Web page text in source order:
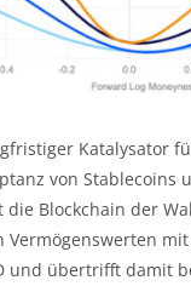
Katalysator
von Stablecoins
die Blockchain der
mit
und übertrifft damit